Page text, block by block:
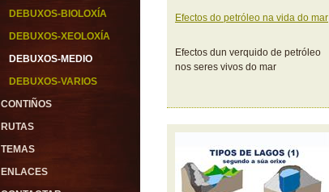
DEBUXOS-BIOLOXÍA
DEBUXOS-XEOLOXÍA
DEBUXOS-MEDIO
DEBUXOS-VARIOS
CONTIÑOS
RUTAS
TEMAS
ENLACES
Efectos do petróleo na vida do mar
Efectos dun verquido de petróleo
nos seres vivos do mar